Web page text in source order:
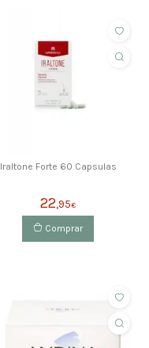
Iraltone Forte 60 Capsulas
22,95€
Comprar